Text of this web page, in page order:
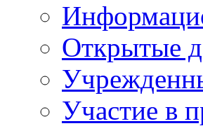
Открытые
Участие в